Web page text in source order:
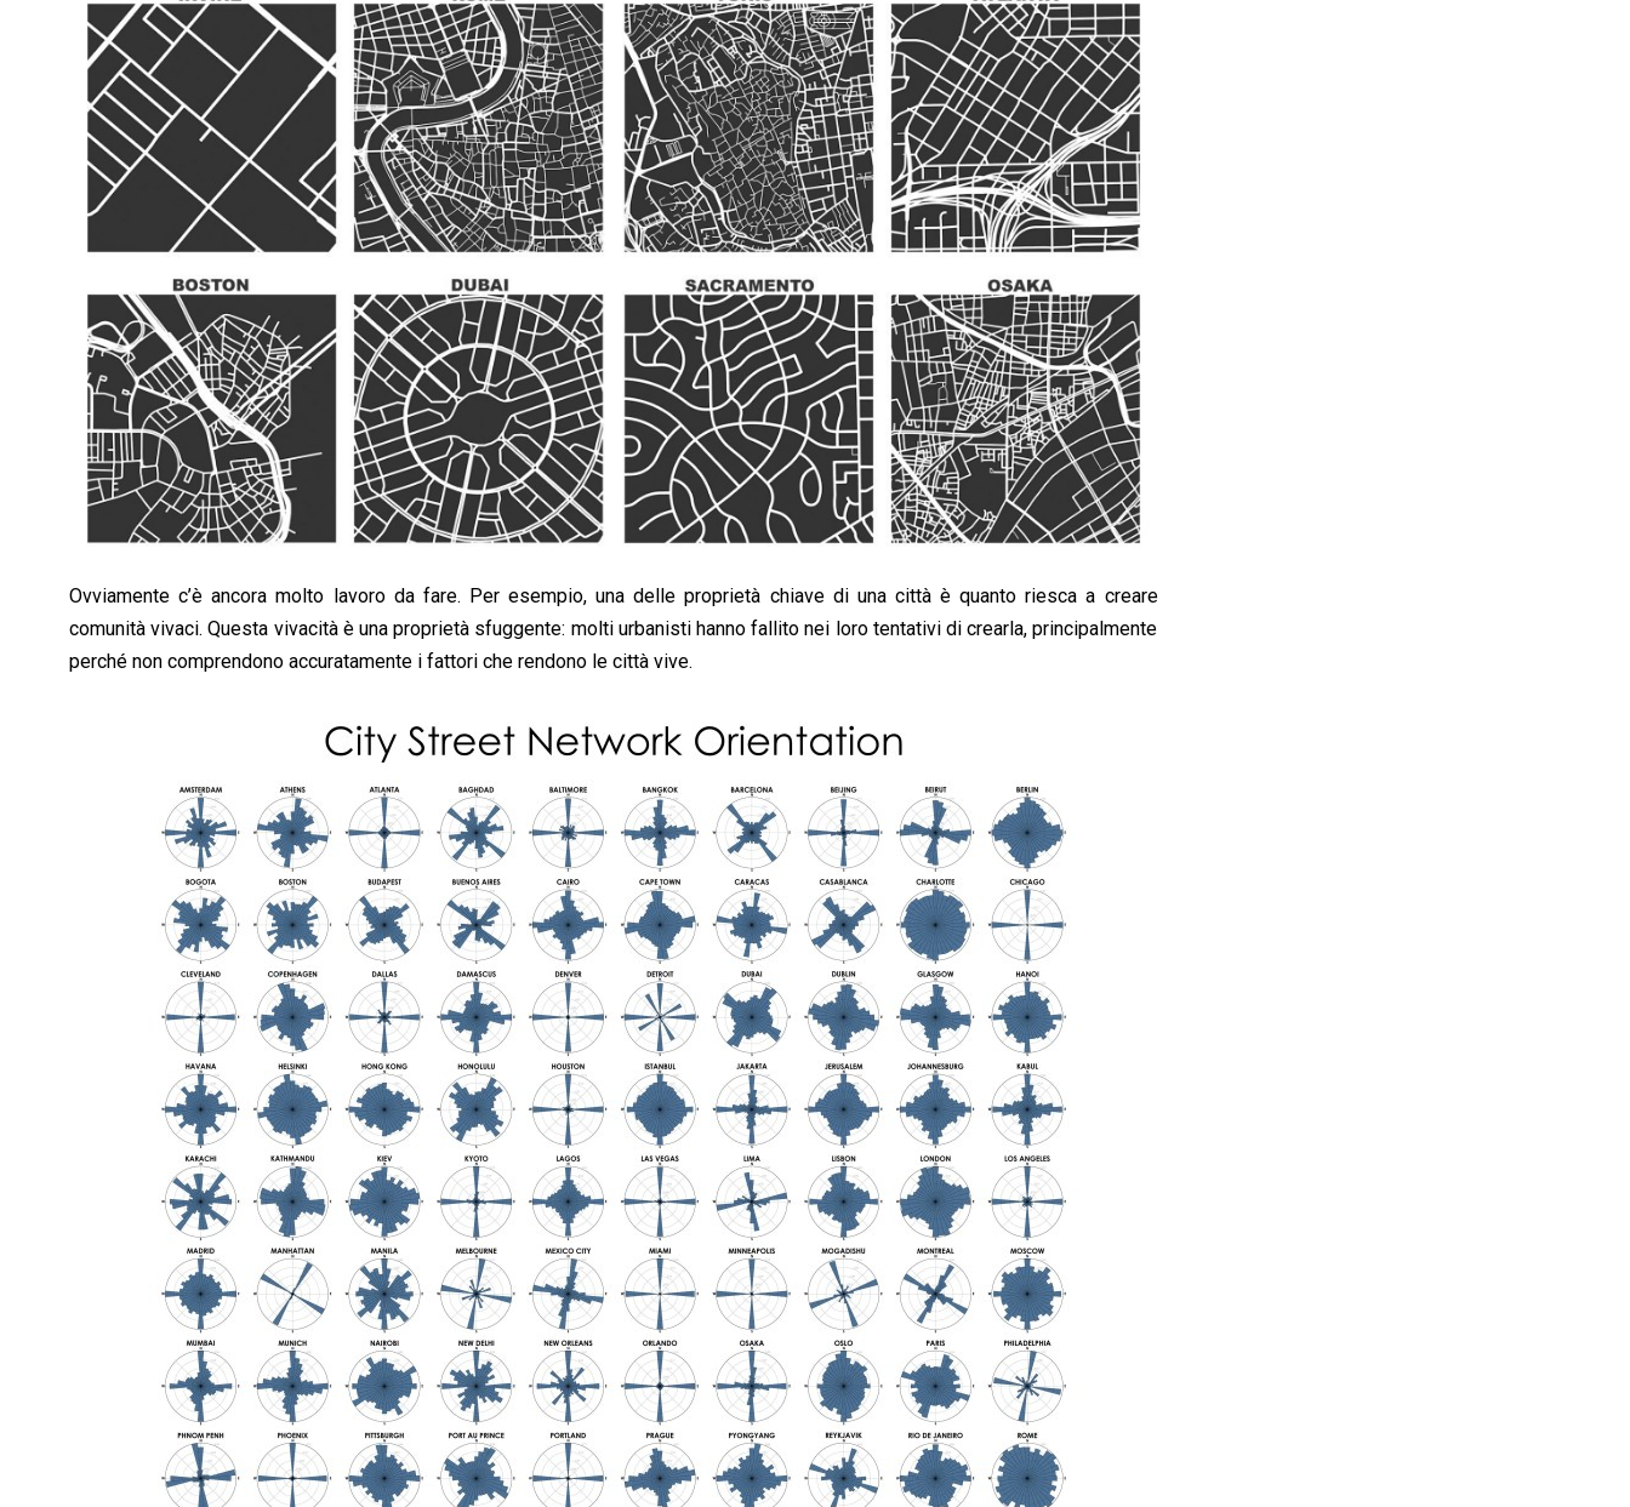
Ovviamente c’è ancora molto lavoro da fare. Per esempio, una delle proprietà chiave di una città è quanto riesca a creare
comunità vivaci. Questa vivacità è una proprietà sfuggente: molti urbanisti hanno fallito nei loro tentativi di crearla, principalmente
perché non comprendono accuratamente i fattori che rendono le città vive.